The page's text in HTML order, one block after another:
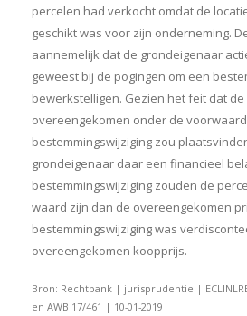
percelen had verkocht omdat de
geschikt was voor zijn onderneming.
aannemelijk dat de grondeigenaar
geweest bij de pogingen om een
bewerkstelligen. Gezien het feit dat
overeengekomen onder de
bestemmingswijziging zou
grondeigenaar daar een financieel
bestemmingswijziging zouden de
waard zijn dan de overeengekomen
bestemmingswijziging was
overeengekomen koopprijs.
Bron: Rechtbank | jurisprudentie |
en AWB 17/461 | 10-01-2019